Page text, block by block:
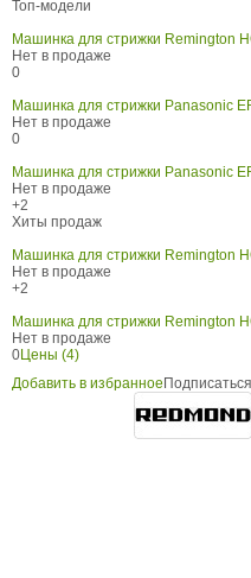
Топ-модели
Машинка для стрижки Remington
Нет в продаже
0
Машинка для стрижки Panasonic
Нет в продаже
0
Машинка для стрижки Panasonic
Нет в продаже
+2
Хиты продаж
Машинка для стрижки Remington
Нет в продаже
+2
Машинка для стрижки Remington
Нет в продаже
0Цены (4)
Добавить в избранное Подписаться